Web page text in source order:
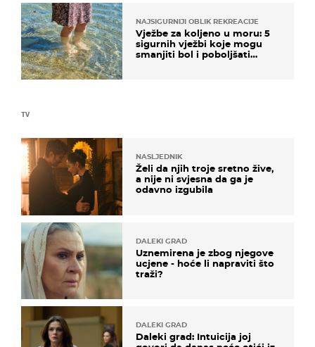
TV
NASLJEDNIK
Želi da njih troje sretno žive,
a nije ni svjesna da ga je
odavno izgubila
DALEKI GRAD
Uznemirena je zbog njegove
ucjene - hoće li napraviti što
traži?
DALEKI GRAD
Daleki grad: Intuicija joj
NAJSIGURNIJI OBLIK REKREACIJE
Vježbe za koljeno u moru: 5
sigurnih vježbi koje mogu
smanjiti bol i poboljšati